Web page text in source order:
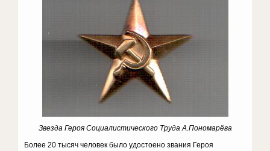
Звезда Героя Социалистического Труда А.Пономарёва
Более 20 тысяч человек было удостоено звания Героя